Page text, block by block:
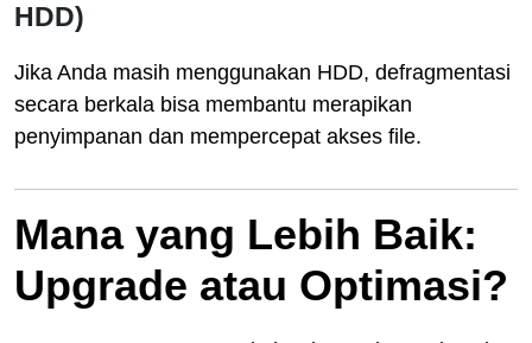
HDD)
Jika Anda masih menggunakan HDD, defragmentasi
secara berkala bisa membantu merapikan
penyimpanan dan mempercepat akses file.
Mana yang Lebih Baik:
Upgrade atau Optimasi?